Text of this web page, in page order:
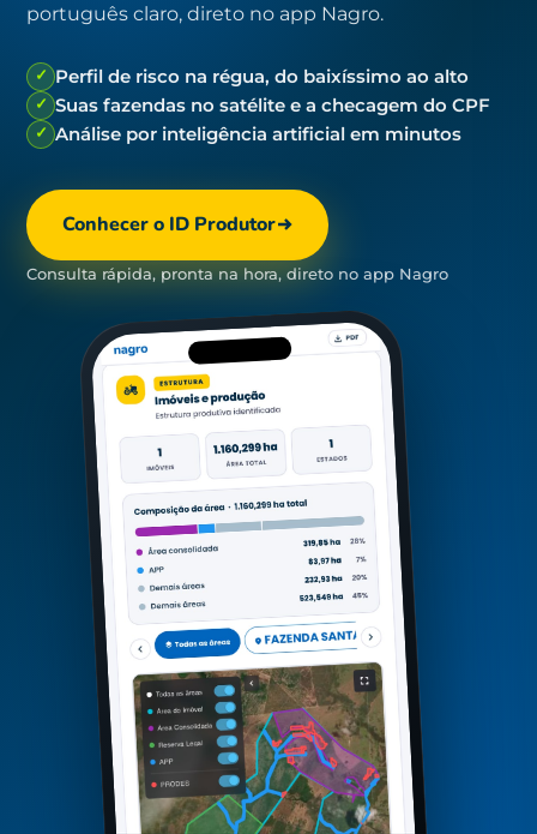
português claro, direto no app Nagro.
✓ Perfil de risco na régua, do baixíssimo ao alto
✓ Suas fazendas no satélite e a checagem do CPF
✓ Análise por inteligência artificial em minutos
Conhecer o ID Produtor
Consulta rápida, pronta na hora, direto no app Nagro